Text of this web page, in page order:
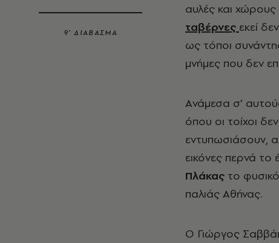
9’ ΔΙΑΒΑΣΜΑ
αυλές και χώρους
ταβέρνες εκεί
ως τόποι
μνήμες που δεν
Aνάμεσα σ’
όπου οι τοίχοι
εντυπωσιάσουν,
εικόνες περνά
Πλάκας το
παλιάς Αθήνας.
Ο Γιώργος